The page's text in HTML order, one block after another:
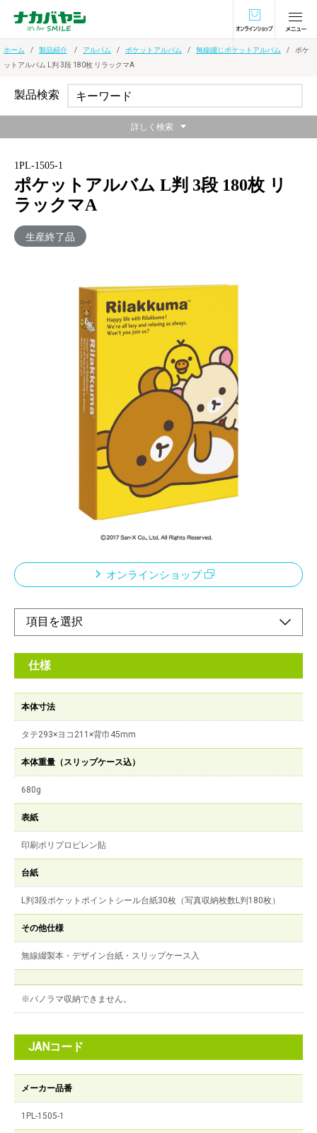
オンラインショ
ホーム 製品紹介 アルバム ポケットアルバム 無線綴じポケットアルバム
ポケ
ットアルバム L判 3段 180枚 リラックマA
1PL-1505-1
ポケットアルバム L判 3段 180枚 リ
ラックマA
生産終了品
台紙にコメントが書けるスペース付きのアルバム
メーカー希望小売価格：
A4サイズと同じ大きさで収納しやすい、スリップケース入りの
ポケットアルバムです。 L判サイズの写真が180枚収納できま
オンラインショップ
仕様
本体寸法
タテ293×ヨコ211×背巾45mm
本体重量（スリップケース込）
680g
表紙
印刷ポリプロピレン貼
台紙
L判3段ポケットポイントシール台紙30枚（写真収納枚数L判180枚）
その他仕様
無線綴製本・デザイン台紙・スリップケース入
※パノラマ収納できません。
JANコード
メーカー品番
1PL-1505-1
製品検索
詳しく検索